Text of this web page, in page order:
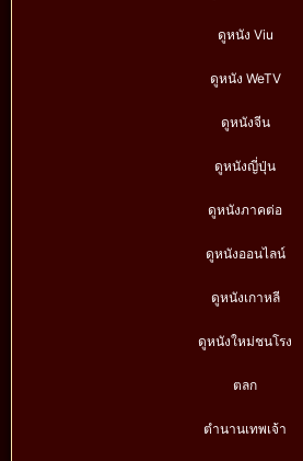
ดูหนัง Viu
ดูหนัง WeTV
ดูหนังจีน
ดูหนังญี่ปุ่น
ดูหนังภาคต่อ
ดูหนังออนไลน์
ดูหนังเกาหลี
ดูหนังใหม่ชนโรง
ตลก
ตำนานเทพเจ้า